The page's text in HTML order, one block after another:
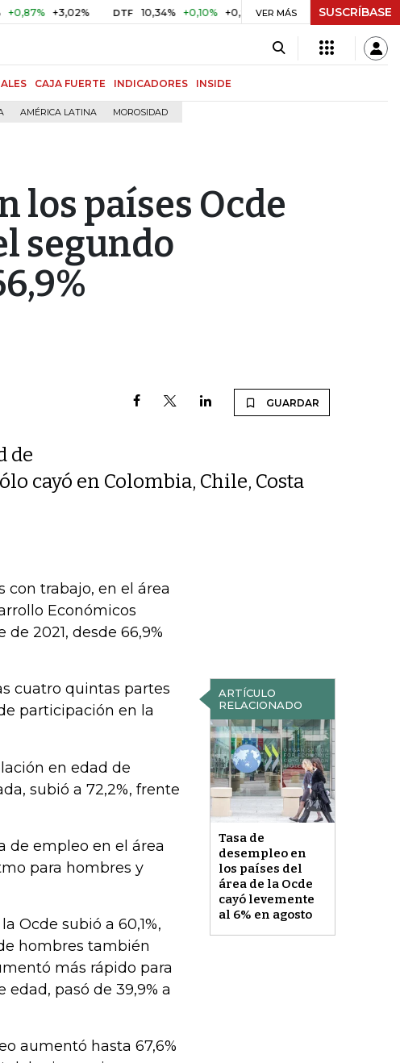
+3,02% DTF 10,34% +0,10% +0,98% UVR $ 416,91 +$ 0,05 +0,01%
VER MÁS SUSCRÍBASE
CAJA FUERTE INDICADORES INSIDE
AMÉRICA LATINA MOROSIDAD
los países Ocde
segundo
GUARDAR
de
cayó en Colombia, Chile, Costa
con trabajo, en el área
Económicos
2021, desde 66,9%
ARTÍCULO
RELACIONADO
Tasa de
desempleo en
los países del
área de la Ocde
cayó levemente
al 6% en agosto
cuatro quintas partes
participación en la
en edad de
subió a 72,2%, frente
de empleo en el área
para hombres y
Ocde subió a 60,1%,
hombres también
más rápido para
edad, pasó de 39,9% a
aumentó hasta 67,6%